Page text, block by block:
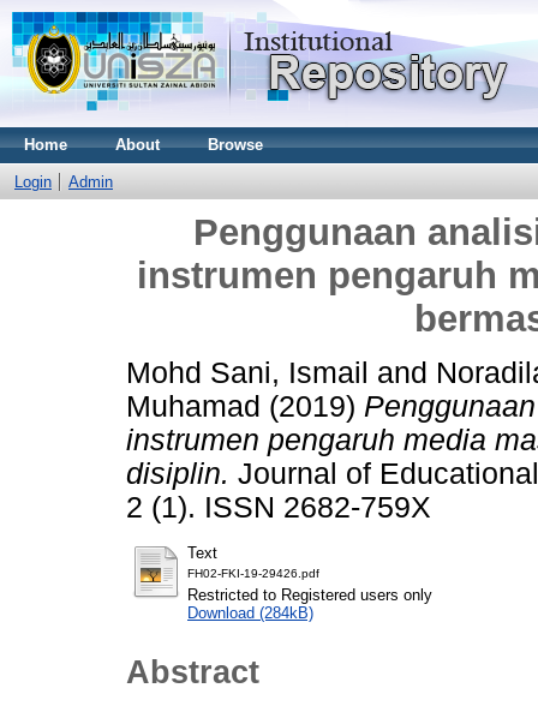
Home About Browse
Login Admin
Penggunaan
instrumen pengaruh
Mohd Sani, Ismail and
Muhamad (2019)
instrumen pengaruh media
disiplin. Journal of
2 (1). ISSN 2682-759X
Text
FH02-FKI-19-29426.pdf
Restricted to Registered users only
Download (284kB)
Abstract